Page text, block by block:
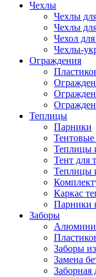
Чехлы
Чехлы
Чехлы
Чехол
Чехлы-
Ограждения
Теплицы
Парники
Теплицы
Тент для
Теплицы
Каркас
Парники
Заборы
Заборы
Замена